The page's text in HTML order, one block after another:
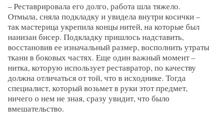
– Реставрировала его долго, работа шла тяжело.
Отмыла, сняла подкладку и увидела внутри косички –
так мастерица укрепила концы нитей, на которые был
нанизан бисер. Подкладку пришлось надставить,
восстановив ее изначальный размер, восполнить утраты
ткани в боковых частях. Еще один важный момент –
нитка, которую использует реставратор, по качеству
должна отличаться от той, что в исходнике. Тогда
специалист, который возьмет в руки этот предмет,
ничего о нем не зная, сразу увидит, что было
вмешательство.